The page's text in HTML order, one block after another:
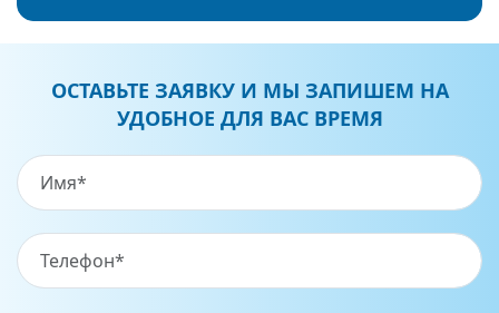
ОСТАВЬТЕ ЗАЯВКУ И МЫ ЗАПИШЕМ НА
УДОБНОЕ ДЛЯ ВАС ВРЕМЯ